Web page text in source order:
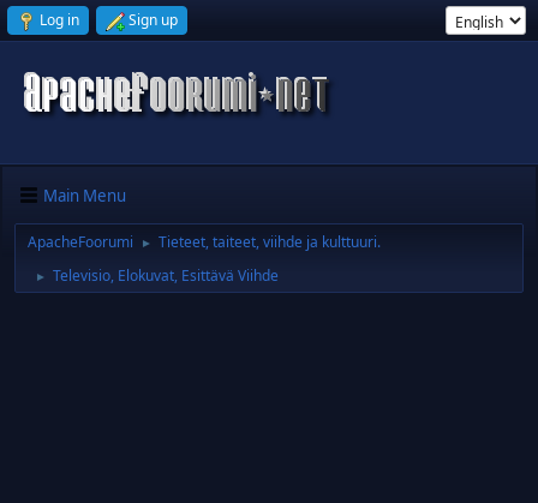
Log in Sign up
Main Menu
ApacheFoorumi ► Tieteet, taiteet, viihde ja kulttuuri.
► Televisio, Elokuvat, Esittävä Viihde